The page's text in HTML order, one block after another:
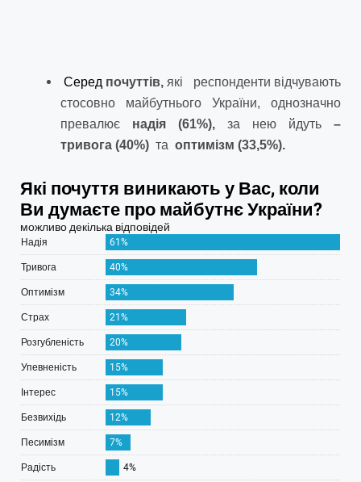
Серед почуттів, які респонденти відчувають
стосовно майбутнього України, однозначно
превалює надія (61%), за нею йдуть –
тривога (40%) та оптимізм (33,5%).